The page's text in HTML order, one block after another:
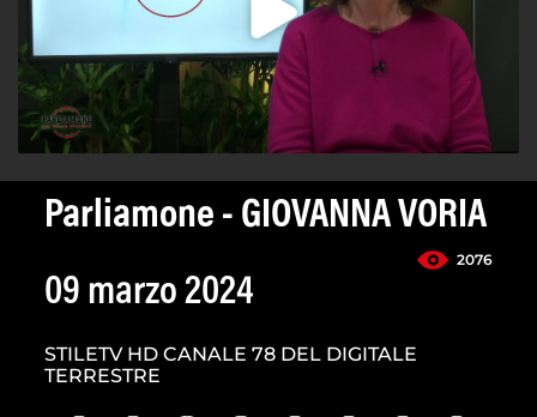
Parliamone - GIOVANNA VORIA
2076
09 marzo 2024
STILETV HD CANALE 78 DEL DIGITALE
TERRESTRE